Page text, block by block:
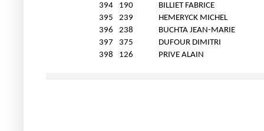
394
190
BILLIET FABRICE
395
239
HEMERYCK MICHEL
396
238
BUCHTA JEAN-MARIE
397
375
DUFOUR DIMITRI
398
126 PRIVE ALAIN